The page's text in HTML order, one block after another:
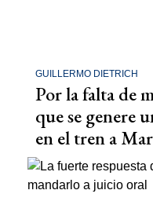
GUILLERMO DIETRICH
Por la falta de
que se genere
en el tren a